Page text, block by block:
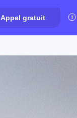
Appel gratuit